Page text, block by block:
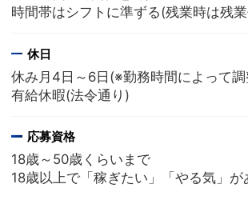
時間帯はシフトに準ずる(残業時は残
休日
休み月4日～6日(※勤務時間によって調
有給休暇(法令通り)
応募資格
18歳～50歳くらいまで
18歳以上で「稼ぎたい」「やる気」が